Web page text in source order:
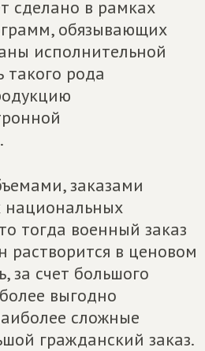
сделано в рамках
обязывающих
исполнительной
такого рода
заказами
тогда военный заказ
растворится в ценовом
за счет большого
выгодно
сложные
гражданский заказ.